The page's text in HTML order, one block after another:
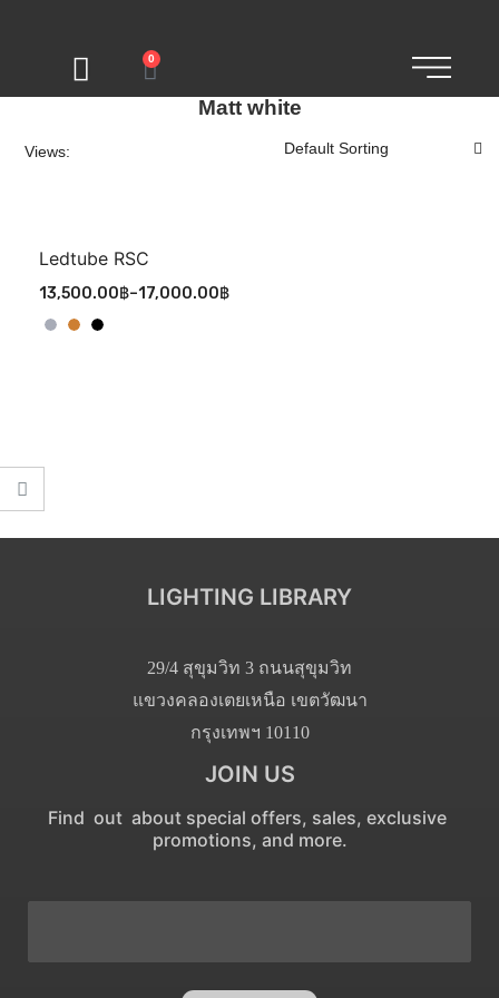
0
Matt white
Views:
Ledtube RSC
13,500.00฿–17,000.00฿
LIGHTING LIBRARY
29/4 สุขุมวิท 3 ถนนสุขุมวิท
แขวงคลองเตยเหนือ เขตวัฒนา
กรุงเทพฯ 10110
JOIN US
Find out about special offers, sales, exclusive
promotions, and more.